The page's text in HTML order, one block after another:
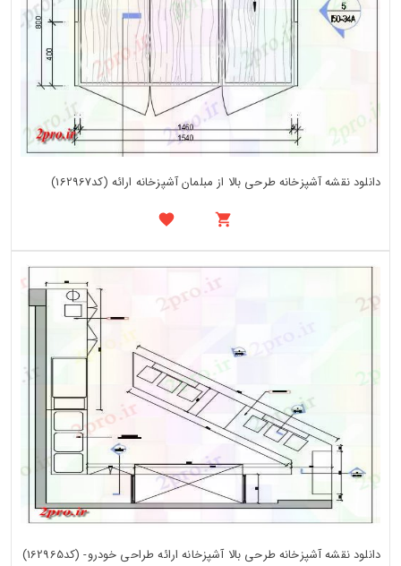
دانلود نقشه آشپزخانه طرحی بالا از مبلمان آشپزخانه ارائه (کد162967)
دانلود نقشه آشپزخانه طرحی بالا آشپزخانه ارائه طراحی خودرو- (کد162965)